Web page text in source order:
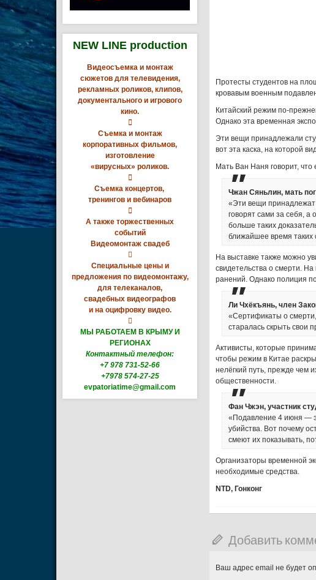
NEW LINE production
Видеосъемка и монтаж
сюжетов для телевидения,
рекламных роликов, клипов,
документального и игрового
кино.

Съемка и монтаж
корпоративных фильмов,
изготовление
«вирусных» роликов.

Съемка концертов,
тренингов и вебинаров

А также торжественных
событий
Видеомонтаж свадеб

Специальные цены и
предложения по видеомонтажу,
для телеканалов,
свадебных видеографов
и на оцифровку видео.

МЫ РАБОТАЕМ В КРЫМУ И
РЕГИОНАХ
Контактный телефон:
+7 978 731-52-66
+7978 574-27-25
evpatoriatime@gmail.com
Протесты студентов на
кровавым военным
Китайский режим по-
Однако эта временная
Эти вещи принадлежали
вот эта каска, на которой
Мать Ван Наня говорит,
Чжан Сяньлин, мать
«Эти вещи
говорят сами за себя, а
больше таких
ближайшее время таких
На выставке также можно
свидетельства о смерти.
ранений. Однако полиция
Ли Чхёкъянь, член
«Сертификаты о
старалась скрыть свои
Активисты, которые
чтобы режим в Китае
нелёгкий путь, прежде чем
общественности.
Фан Чжэн, участник
«Подавление 4 июня —
убийства. Вот почему
смеют их показывать,
Организаторы временной
необходимые средства.
NTD, Гонконг
Добавить
Ваш адрес email не будет